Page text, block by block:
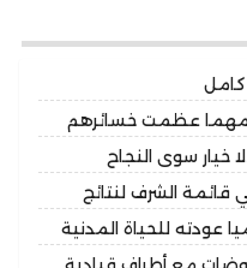
كامل
مهما عظمت خسائرهم
خيار سوى النجاح
قائمة الشرف لنتائج
عودته للحياة المدنية